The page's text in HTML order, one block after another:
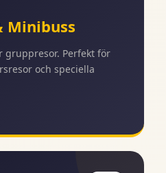
Minibuss
gruppresor. Perfekt för
och speciella